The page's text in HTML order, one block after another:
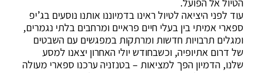
עוד לפני היציאה לטיול ראינו בדמיוננו אותנו נוסעים בג’יפ
ספארי אמיתי בין בעלי חיים פראיים ומרחבים בלתי נגמרים,
ומגלים תרבויות חדשות ומרתקות במפגשים עם השבטים
של דרום אתיופיה, וכשבחודש יולי האחרון יצאנו למסע
שלנו, הדמיון הפך למציאות – בטנזניה ערכנו ספארי מעולה